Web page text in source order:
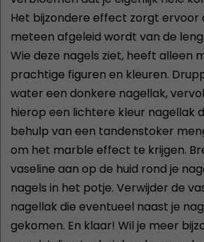
Het bijzondere effect zorgt ervoor
meteen afgeleid wordt van de
Wie deze nagels ziet, heeft alleen
prachtige figuren en kleuren.
water een donkere nagellak,
hierop een lichtere kleur nagellak
behulp van een tandenstoker
om het marble effect te krijgen.
vaseline aan op de huid rond je
nagels in het potje. Verwijder de
nagellak die eventueel naast je
gekomen. En klaar! Wil je meer